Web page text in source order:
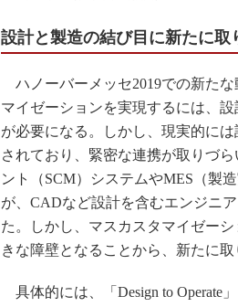
設計と製造の結び目に新たに取
ハノーバーメッセ2019での新た
マイゼーションを実現するには、
が必要になる。しかし、現実的に
されており、緊密な連携が取りづ
ント（SCM）システムやMES（製
が、CADなど設計を含むエンジニ
た。しかし、マスカスタマイゼー
きな障壁となることから、新たに
具体的には、「Design to Operate